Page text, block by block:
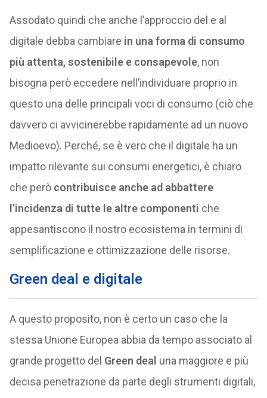
Assodato quindi che anche l’approccio del e al
digitale debba cambiare in una forma di consumo
più attenta, sostenibile e consapevole, non
bisogna però eccedere nell’individuare proprio in
questo una delle principali voci di consumo (ciò che
davvero ci avvicinerebbe rapidamente ad un nuovo
Medioevo). Perché, se è vero che il digitale ha un
impatto rilevante sui consumi energetici, è chiaro
che però contribuisce anche ad abbattere
l’incidenza di tutte le altre componenti che
appesantiscono il nostro ecosistema in termini di
semplificazione e ottimizzazione delle risorse.
Green deal e digitale
A questo proposito, non è certo un caso che la
stessa Unione Europea abbia da tempo associato al
grande progetto del Green deal una maggiore e più
decisa penetrazione da parte degli strumenti digitali,